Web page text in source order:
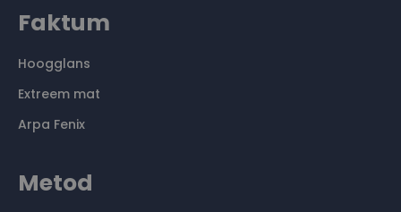
Faktum
Hoogglans
Extreem mat
Arpa Fenix
Metod